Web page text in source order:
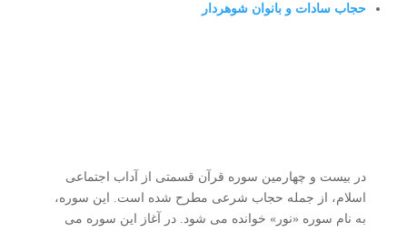
حجاب سادات و بانوان شوهردار
در بیست و چهارمین سوره قرآن قسمتی از آداب اجتماعی
اسلام، از جمله حجاب شرعی مطرح شده است. این سوره،
به نام سوره «نور» خوانده می شود. در آغاز این سوره می